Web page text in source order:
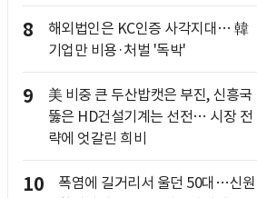
8
해외법인은 KC인증 사각지대… 韓
기업만 비용·처벌 '독박'
9
美 비중 큰 두산밥캣은 부진, 신흥국
뚫은 HD건설기계는 선전… 시장 전
략에 엇갈린 희비
10
폭염에 길거리서 울던 50대…신원